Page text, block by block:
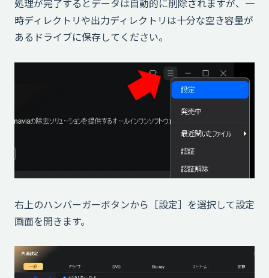
処理が完了するとデータは自動的に削除されますが、一
時ディレクトリや出力ディレクトリは十分な空き容量が
あるドライブに保存してください。
右上のハンバーガーボタンから［設定］を選択して設定
画面を開きます。